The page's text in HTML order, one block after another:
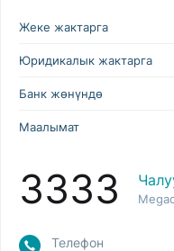
Жеке жактарга
Юридикалык жактарга
Банк жөнүндө
Маалымат
3333
Телефон